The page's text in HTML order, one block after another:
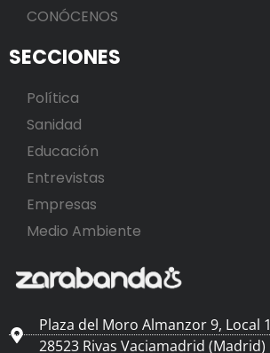
CONÓCENOS
SECCIONES
Política
Sanidad
Educación
Entrevistas
Empresas
Medio Ambiente
Plaza del Moro Almanzor 9, Local 1
28523 Rivas Vaciamadrid (Madrid)